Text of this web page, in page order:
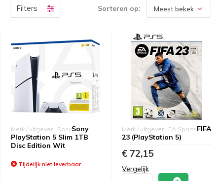
Filters Sorteren op:
Merk / uitgever : SonySony
PlayStation 5 Slim 1TB
Disc Edition Wit
Tijdelijk niet leverbaar
Merk / uitgever : EA SportsFIFA
23 (PlayStation 5)
€ 72,15
Vergelijk